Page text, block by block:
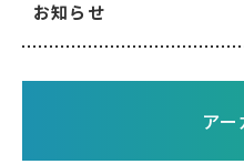
お知らせ
ア